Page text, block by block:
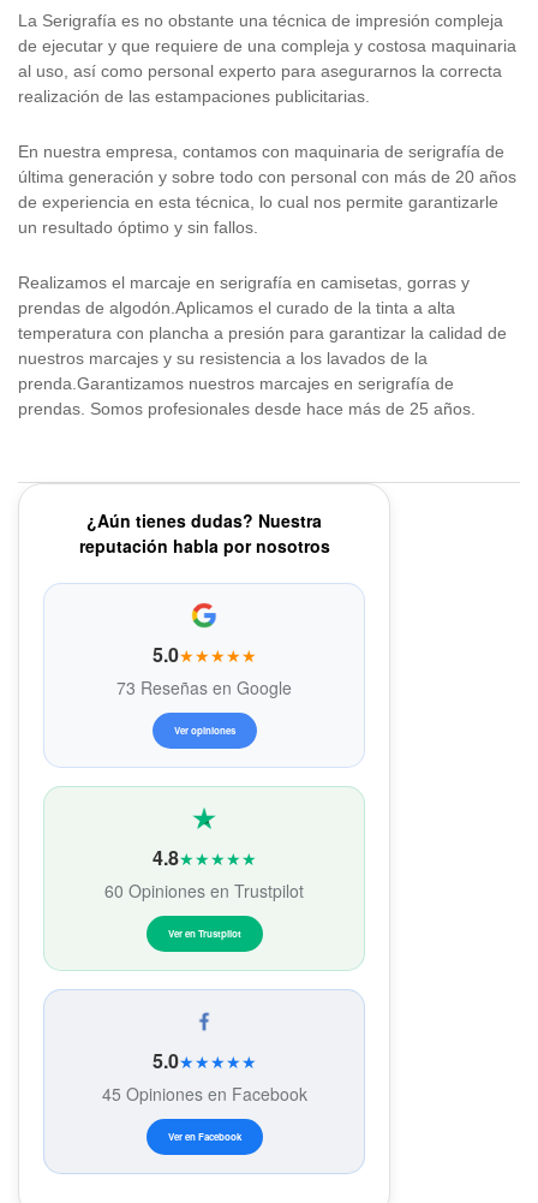
La Serigrafía es no obstante una técnica de impresión compleja
de ejecutar y que requiere de una compleja y costosa maquinaria
al uso, así como personal experto para asegurarnos la correcta
realización de las estampaciones publicitarias.
En nuestra empresa, contamos con maquinaria de serigrafía de
última generación y sobre todo con personal con más de 20 años
de experiencia en esta técnica, lo cual nos permite garantizarle
un resultado óptimo y sin fallos.
Realizamos el marcaje en serigrafía en camisetas, gorras y
prendas de algodón.Aplicamos el curado de la tinta a alta
temperatura con plancha a presión para garantizar la calidad de
nuestros marcajes y su resistencia a los lavados de la
prenda.Garantizamos nuestros marcajes en serigrafía de
prendas. Somos profesionales desde hace más de 25 años.
¿Aún tienes dudas? Nuestra
reputación habla por nosotros
5.0★★★★★
73 Reseñas en Google
Ver opiniones
4.8★★★★★
60 Opiniones en Trustpilot
Ver en Trustpilot
5.0★★★★★
45 Opiniones en Facebook
Ver en Facebook